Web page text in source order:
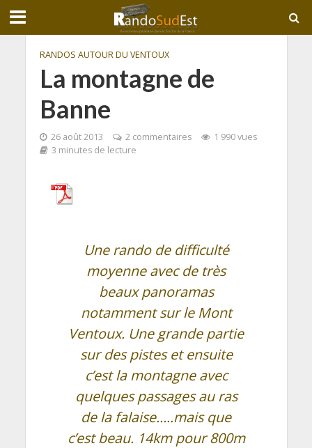
RANDOS AUTOUR DU VENTOUX
La montagne de
Banne
26 août 2013 2 commentaires
1 990 vues
3 minutes de lecture
Une rando de difficulté
moyenne avec de très
beaux panoramas
notamment sur le Mont
Ventoux. Une grande partie
sur des pistes et ensuite
c’est la montagne avec
quelques passages au ras
de la falaise…..mais que
c’est beau. 14km pour 800m